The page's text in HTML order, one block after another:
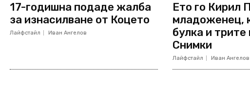
17-годишна подаде жалба
за изнасилване от Коцето
Лайфстайл Иван Ангелов
Ето го Кирил
младоженец,
булка и
Снимки
Лайфстайл Иван Ангелов